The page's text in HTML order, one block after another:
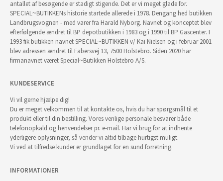
antallet af besøgende er stadigt stigende. Det er vi meget glade for.
SPECIAL~BUTIKKENs historie startede allerede i 1978. Dengang hed butikken
Landbrugsvognen - med varer fra Harald Nyborg. Navnet og konceptet blev
efterfølgende ændret til BP depotbutikken i 1983 og i 1990 til BP Gascenter. I
1993 fik butikken navnet SPECIAL~BUTIKKEN v/ Kai Nielsen og i februar 2001
blev adressen ændret til Fabersvej 13, 7500 Holstebro. Siden 2020 har
firmanavnet været Special~Butikken Holstebro A/S.
KUNDESERVICE
Vi vil gerne hjælpe dig!
Du er meget velkommen til at kontakte os, hvis du har spørgsmål til et
produkt eller til din bestilling. Vores venlige personale besvarer både
telefonopkald og henvendelser pr. e-mail. Har vi brug for at indhente
yderligere oplysninger, så vender vi altid tilbage hurtigst muligt.
Vi ved at tilfredse kunder er grundlaget for en sund forretning.
INFORMATIONER